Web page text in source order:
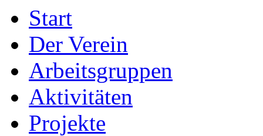
Start
Der Verein
Arbeitsgruppen
Aktivitäten
Projekte